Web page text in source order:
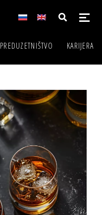
PREDUZETNIŠTVO KARIJERA